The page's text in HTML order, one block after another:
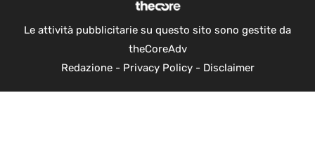
Le attività pubblicitarie su questo sito sono gestite da
theCoreAdv
Redazione- Privacy Policy- Disclaimer